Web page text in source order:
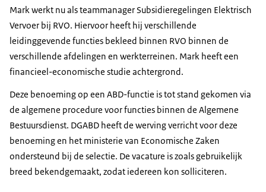
Mark werkt nu als teammanager Subsidieregelingen Elektrisch
Vervoer bij RVO. Hiervoor heeft hij verschillende
leidinggevende functies bekleed binnen RVO binnen de
verschillende afdelingen en werkterreinen. Mark heeft een
financieel-economische studie achtergrond.
Deze benoeming op een ABD-functie is tot stand gekomen via
de algemene procedure voor functies binnen de Algemene
Bestuursdienst. DGABD heeft de werving verricht voor deze
benoeming en het ministerie van Economische Zaken
ondersteund bij de selectie. De vacature is zoals gebruikelijk
breed bekendgemaakt, zodat iedereen kon solliciteren.